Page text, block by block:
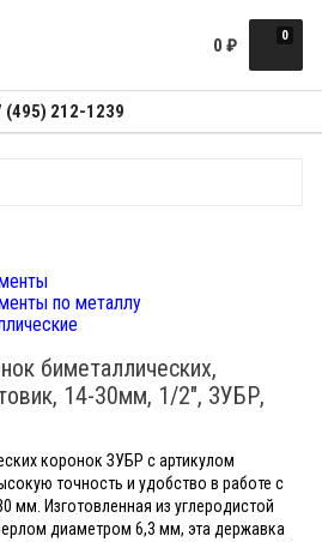
0
0 ₽
(495) 212-1239
по металлу
биметаллических,
14-30мм, 1/2", ЗУБР,
коронок ЗУБР с артикулом
точность и удобство в работе с
мм. Изготовленная из углеродистой
диаметром 6,3 мм, эта державка